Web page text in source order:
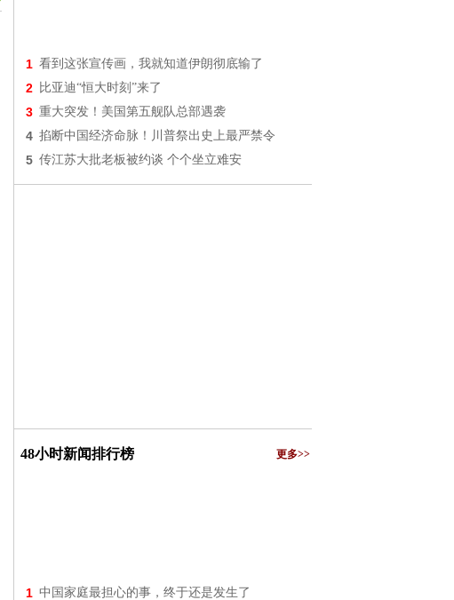
1 看到这张宣传画，我就知道伊朗彻底输了
2 比亚迪“恒大时刻”来了
3 重大突发！美国第五舰队总部遇袭
4 掐断中国经济命脉！川普祭出史上最严禁令
5 传江苏大批老板被约谈 个个坐立难安
48小时新闻排行榜 更多>>
1 中国家庭最担心的事，终于还是发生了